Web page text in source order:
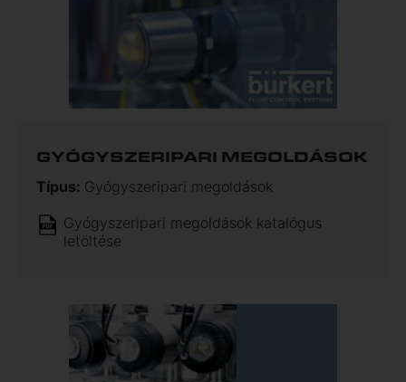
GYÓGYSZERIPARI MEGOLDÁSOK
Típus: Gyógyszeripari megoldások
Gyógyszeripari megoldások katalógus
letöltése